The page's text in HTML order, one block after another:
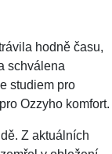
hodně času,
schválena
studiem pro
Ozzyho komfort.
Z aktuálních